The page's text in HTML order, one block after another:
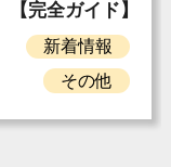
【完全ガイド】
新着情報
その他